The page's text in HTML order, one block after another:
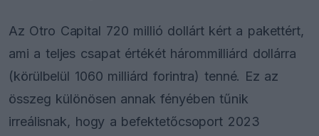
Az Otro Capital 720 millió dollárt kért a pakettért,
ami a teljes csapat értékét hárommilliárd dollárra
(körülbelül 1060 milliárd forintra) tenné. Ez az
összeg különösen annak fényében tűnik
irreálisnak, hogy a befektetőcsoport 2023